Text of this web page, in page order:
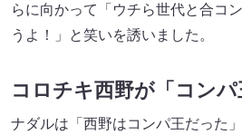
らに向かって「ウチら世代と合コ
うよ！」と笑いを誘いました。
コロチキ西野が「コン
ナダルは「西野はコンパ王だった